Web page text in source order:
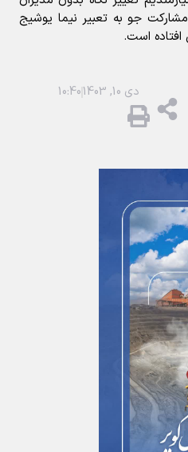
جو به تعبیر نیما یوشیج
است.
دی 10, 1403 10:40